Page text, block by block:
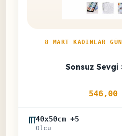
8 MART KADINLAR
Sonsuz Sevgi
546,00
40x50cm +5
Olcu